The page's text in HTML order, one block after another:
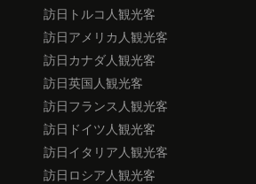
訪日トルコ人観光客
訪日アメリカ人観光客
訪日カナダ人観光客
訪日英国人観光客
訪日フランス人観光客
訪日ドイツ人観光客
訪日イタリア人観光客
訪日ロシア人観光客